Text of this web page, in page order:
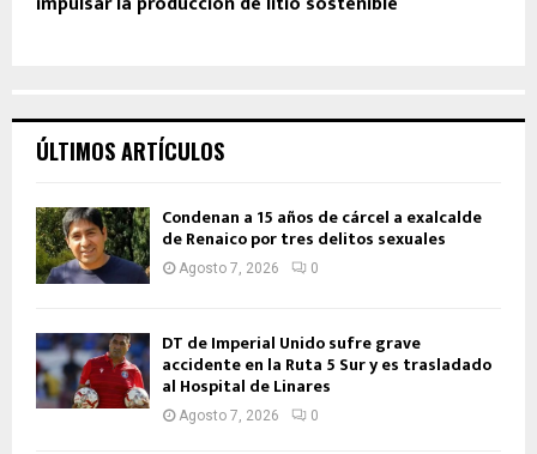
ÚLTIMOS ARTÍCULOS
Condenan a 15 años de cárcel a exalcalde
de Renaico por tres delitos sexuales
Agosto 7, 2026 0
DT de Imperial Unido sufre grave
accidente en la Ruta 5 Sur y es trasladado
al Hospital de Linares
Agosto 7, 2026 0